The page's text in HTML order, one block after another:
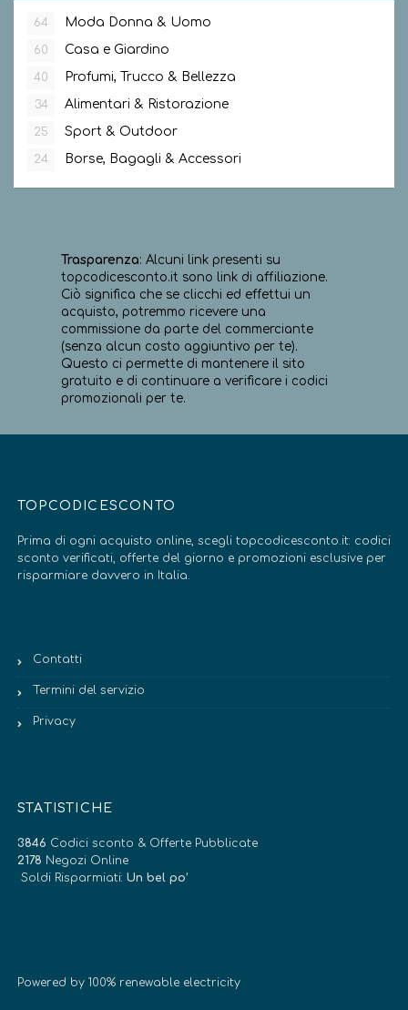
64 Moda Donna & Uomo
60 Casa e Giardino
40 Profumi, Trucco & Bellezza
34 Alimentari & Ristorazione
25 Sport & Outdoor
24 Borse, Bagagli & Accessori
Trasparenza: Alcuni link presenti su
topcodicesconto.it sono link di affiliazione.
Ciò significa che se clicchi ed effettui un
acquisto, potremmo ricevere una
commissione da parte del commerciante
(senza alcun costo aggiuntivo per te).
Questo ci permette di mantenere il sito
gratuito e di continuare a verificare i codici
promozionali per te.
TOPCODICESCONTO
Prima di ogni acquisto online, scegli topcodicesconto.it: codici
sconto verificati, offerte del giorno e promozioni esclusive per
risparmiare davvero in Italia.
Contatti
Termini del servizio
Privacy
STATISTICHE
3846 Codici sconto & Offerte Pubblicate
2178 Negozi Online
Soldi Risparmiati: Un bel po’
Powered by 100% renewable electricity